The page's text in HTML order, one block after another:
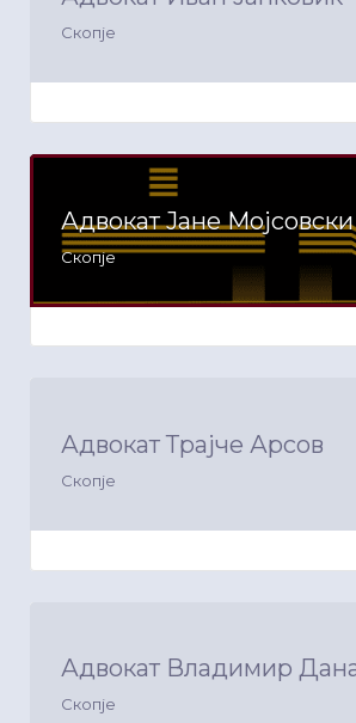
Скопје
Адвокат Јане Мојсовски
Скопје
Адвокат Трајче Арсов
Скопје
Адвокат Владимир
Скопје